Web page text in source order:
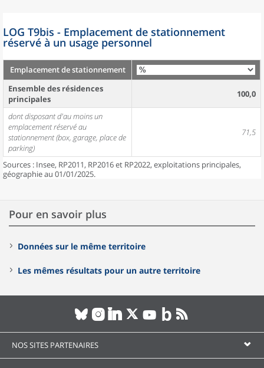
LOG T9bis - Emplacement de stationnement
réservé à un usage personnel
Emplacement de stationnement
Ensemble des résidences
principales
100,0
dont disposant d'au moins un
emplacement réservé au
stationnement (box, garage, place de
parking)
71,5
Sources : Insee, RP2011, RP2016 et RP2022, exploitations principales,
géographie au 01/01/2025.
Pour en savoir plus
Données sur le même territoire
Les mêmes résultats pour un autre territoire
NOS SITES PARTENAIRES